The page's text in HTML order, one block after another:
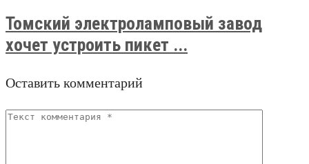
Томский электроламповый завод
хочет устроить пикет ...
Оставить комментарий